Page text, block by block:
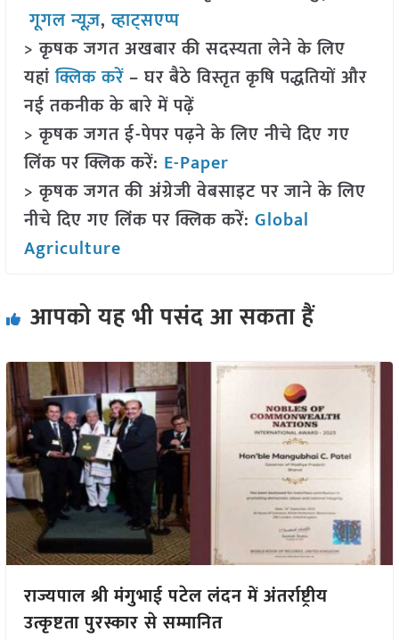
गूगल न्यूज़,व्हाट्सएप्प
> कृषक जगत अखबार की सदस्यता लेने के लिए
यहांक्लिक करें– घर बैठे विस्तृत कृषि पद्धतियों और
नई तकनीक के बारे में पढ़ें
> कृषक जगत ई-पेपर पढ़ने के लिए नीचे दिए गए
लिंक पर क्लिक करें: E-Paper
> कृषक जगत की अंग्रेजी वेबसाइट पर जाने के लिए
नीचे दिए गए लिंक पर क्लिक करें: Global
Agriculture
आपको यह भी पसंद आ सकता हैं
राज्यपाल श्री मंगुभाई पटेल लंदन में अंतर्राष्ट्रीय
उत्कृष्टता पुरस्कार से सम्मानित